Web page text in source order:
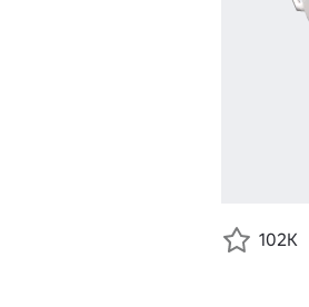
102K